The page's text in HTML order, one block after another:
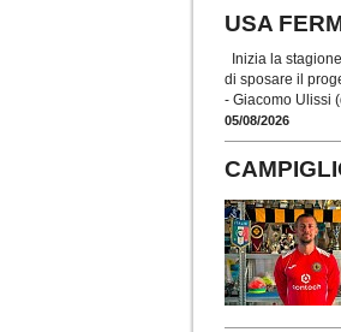
USA
Inizia la
di sposare il
- Giacomo Ulissi
05/08/2026